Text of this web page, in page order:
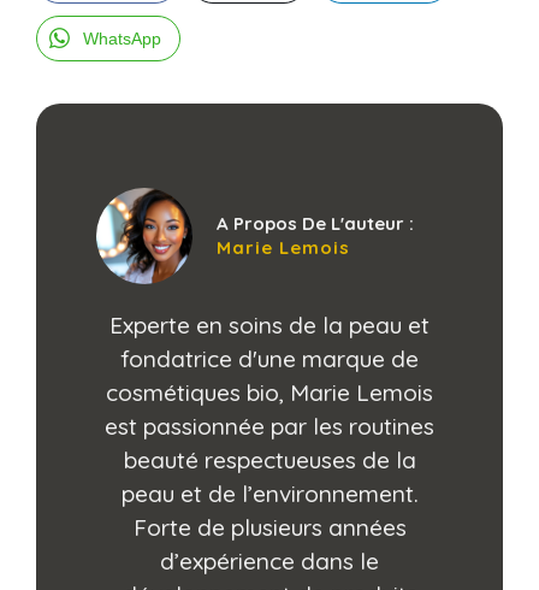
WhatsApp
A Propos De L'auteur :
Marie Lemois
Experte en soins de la peau et
fondatrice d'une marque de
cosmétiques bio, Marie Lemois
est passionnée par les routines
beauté respectueuses de la
peau et de l’environnement.
Forte de plusieurs années
d’expérience dans le